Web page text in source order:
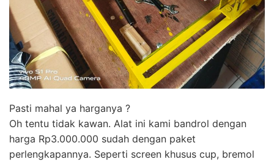
Pasti mahal ya harganya ?
Oh tentu tidak kawan. Alat ini kami bandrol dengan
harga Rp3.000.000 sudah dengan paket
perlengkapannya. Seperti screen khusus cup, bremol